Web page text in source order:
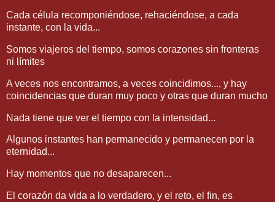
Cada célula recomponiéndose, rehaciéndose, a cada
instante, con la vida...
Somos viajeros del tiempo, somos corazones sin fronteras
ni límites
A veces nos encontramos, a veces coincidimos..., y hay
coincidencias que duran muy poco y otras que duran mucho
Nada tiene que ver el tiempo con la intensidad...
Algunos instantes han permanecido y permanecen por la
eternidad...
Hay momentos que no desaparecen...
El corazón da vida a lo verdadero, y el reto, el fin, es